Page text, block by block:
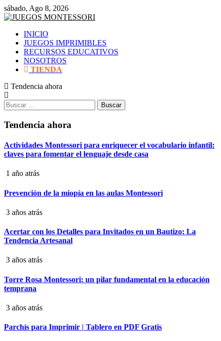
Saltar
al
sábado, Ago 8, 2026
INICIO
JUEGOS IMPRIMIBLES
RECURSOS EDUCATIVOS
NOSOTROS
TIENDA
Tendencia ahora
Buscar:
Tendencia ahora
Actividades Montessori para enriquecer el vocabulario infantil:
claves para fomentar el lenguaje desde casa
1 año atrás
Prevención de la miopía en las aulas Montessori
3 años atrás
Acertar con los Detalles para Invitados en un Bautizo: La
Tendencia Artesanal
3 años atrás
Torre Rosa Montessori: un pilar fundamental en la educación
temprana
3 años atrás
Parchís para Imprimir | Tablero en PDF Gratis